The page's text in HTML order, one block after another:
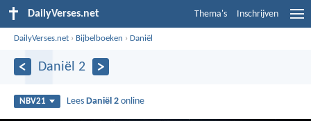
DailyVerses.net Thema's Inschrijven
DailyVerses.net › Bijbelboeken ›Daniël
Daniël 2
NBV21 Lees Daniël 2 online